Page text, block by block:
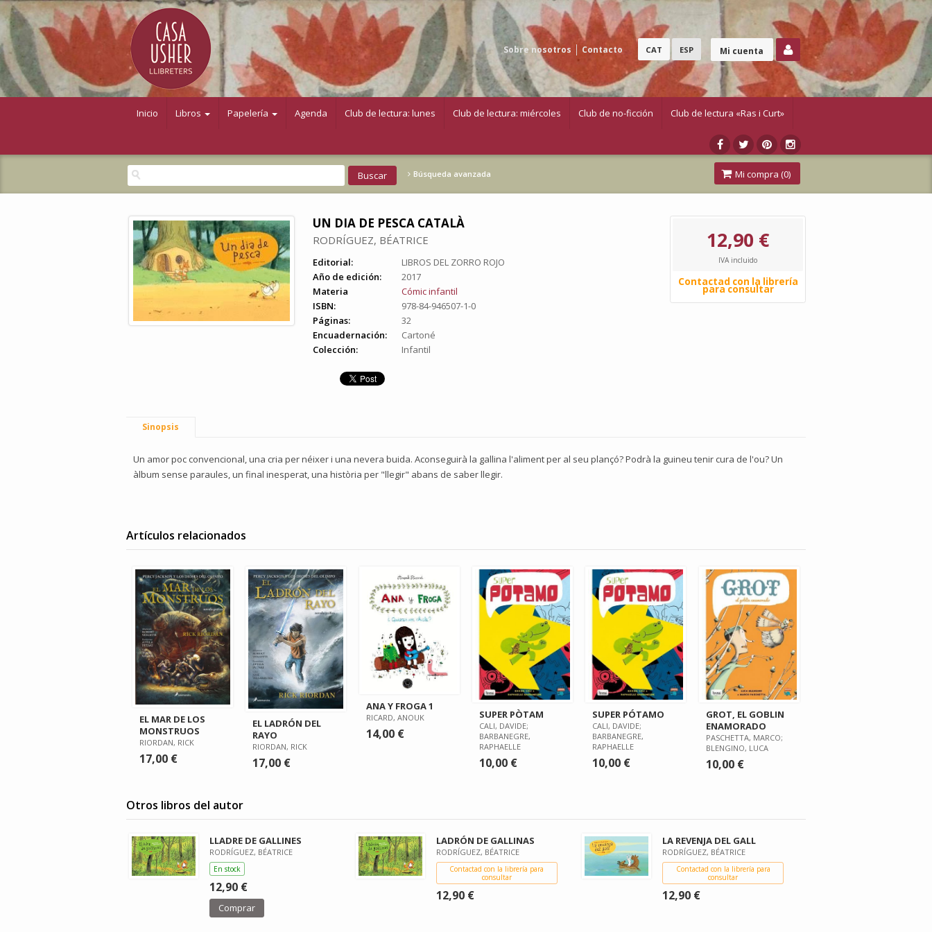
Mi cuenta
CAT ESP
Sobre nosotros Contacto
Inicio Libros Papelería Agenda Club de lectura: lunes Club de lectura: miércoles Club de no-ficción Club de lectura «Ras i Curt»
Búsqueda avanzada Mi compra (0)
UN DIA DE PESCA CATALÀ
RODRÍGUEZ, BÉATRICE
Editorial:
LIBROS DEL ZORRO ROJO
Año de edición:
2017
Materia
Cómic infantil
ISBN:
978-84-946507-1-0
Páginas:
32
Encuadernación:
Cartoné
Colección:
Infantil
12,90 €
IVA incluido
Contactad con la librería
para consultar
Sinopsis
Un amor poc convencional, una cria per néixer i una nevera buida. Aconseguirà la gallina l'aliment per al seu plançó? Podrà la guineu tenir cura de l'ou? Un
àlbum sense paraules, un final inesperat, una història per "llegir" abans de saber llegir.
Artículos relacionados
EL MAR DE LOS
MONSTRUOS
RIORDAN, RICK
17,00 €
EL LADRÓN DEL
RAYO
RIORDAN, RICK
17,00 €
ANA Y FROGA 1
RICARD, ANOUK
14,00 €
SUPER PÒTAM
CALI, DAVIDE;
BARBANEGRE,
RAPHAELLE
10,00 €
SUPER PÓTAMO
CALI, DAVIDE;
BARBANEGRE,
RAPHAELLE
10,00 €
GROT, EL GOBLIN
ENAMORADO
PASCHETTA, MARCO;
BLENGINO, LUCA
10,00 €
Otros libros del autor
LLADRE DE GALLINES
RODRÍGUEZ, BÉATRICE
En stock
12,90 €
Comprar
LADRÓN DE GALLINAS
RODRÍGUEZ, BÉATRICE
Contactad con la librería para
consultar
12,90 €
LA REVENJA DEL GALL
RODRÍGUEZ, BÉATRICE
Contactad con la librería para
consultar
12,90 €